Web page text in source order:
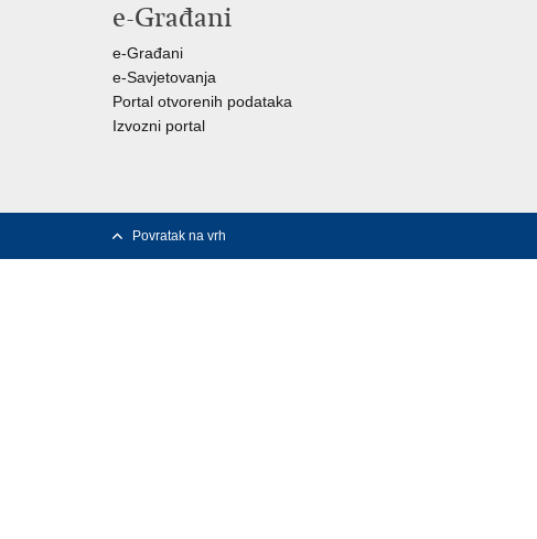
e-Građani
e-Građani
e-Savjetovanja
Portal otvorenih podataka
Izvozni portal
Povratak na vrh